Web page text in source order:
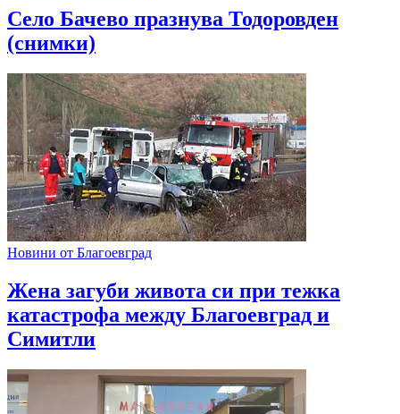
Село Бачево празнува Тодоровден
(снимки)
Новини от Благоевград
Жена загуби живота си при тежка
катастрофа между Благоевград и
Симитли